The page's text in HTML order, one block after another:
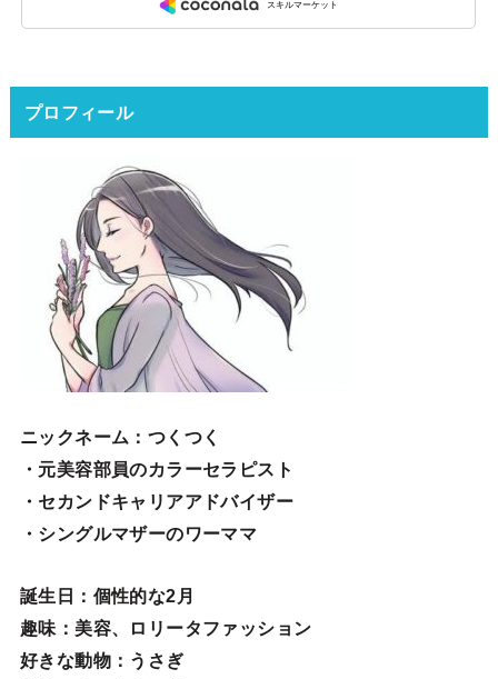
プロフィール
ニックネーム ：つくつく
・元美容部員のカラーセラピスト
・セカンドキャリアアドバイザー
・シングルマザーのワーママ
誕生日 ：個性的な2月
趣味 ：美容、ロリータファッション
好きな動物：うさぎ